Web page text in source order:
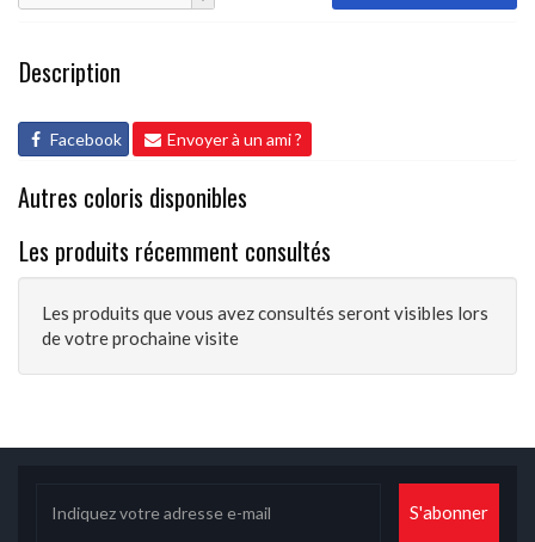
Description
Facebook Envoyer à un ami ?
Autres coloris disponibles
Les produits récemment consultés
Les produits que vous avez consultés seront visibles lors
de votre prochaine visite